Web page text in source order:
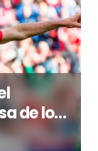
de los